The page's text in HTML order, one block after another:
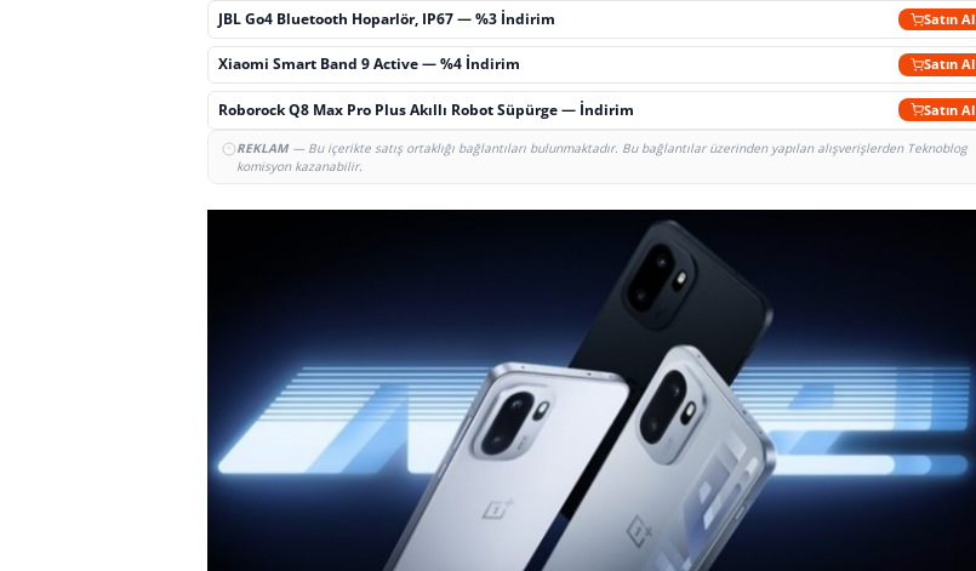
JBL Go4 Bluetooth Hoparlör, IP67 — %3 İndirim Satın Al
Xiaomi Smart Band 9 Active — %4 İndirim Satın Al
Roborock Q8 Max Pro Plus Akıllı Robot Süpürge — İndirim Satın Al
REKLAM— Bu içerikte satış ortaklığı bağlantıları bulunmaktadır. Bu bağlantılar üzerinden yapılan alışverişlerden Teknoblog
komisyon kazanabilir.